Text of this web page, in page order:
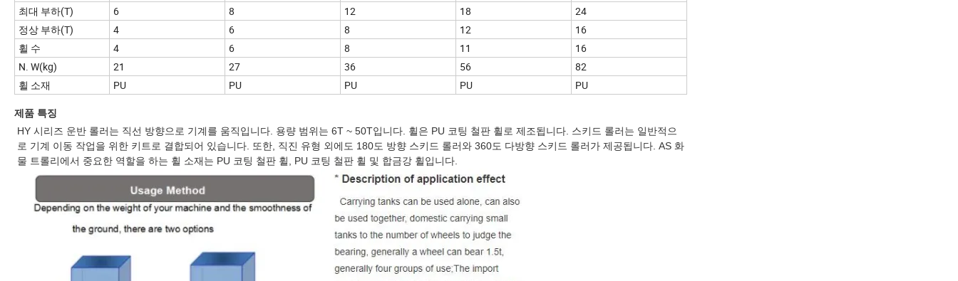
최대 부하(T)
6 8 12 18
24
정상 부하(T)
4 6 8 12
16
휠 수
4 6 8 11
16
N. W(kg)
21 27 36 56
82
휠 소재
PU PU PU PU PU
제품 특징
HY 시리즈 운반 롤러는 직선 방향으로 기계를 움직입니다. 용량 범위는 6T ~ 50T입니다. 휠은 PU 코팅 철판 휠로 제조됩니다. 스키드 롤러는 일반적으
로 기계 이동 작업을 위한 키트로 결합되어 있습니다. 또한, 직진 유형 외에도 180도 방향 스키드 롤러와 360도 다방향 스키드 롤러가 제공됩니다. AS 화
물 트롤리에서 중요한 역할을 하는 휠 소재는 PU 코팅 철판 휠, PU 코팅 철판 휠 및 합금강 휠입니다.